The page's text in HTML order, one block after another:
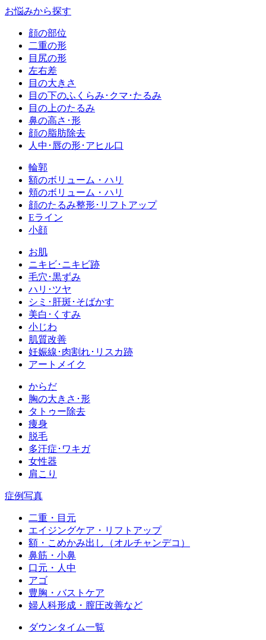
お悩みから探す
顔の部位
二重の形
目尻の形
左右差
目の大きさ
目の下のふくらみ･クマ･たるみ
目の上のたるみ
鼻の高さ･形
顔の脂肪除去
人中･唇の形･アヒル口
輪郭
額のボリューム・ハリ
頬のボリューム・ハリ
顔のたるみ整形･リフトアップ
Eライン
小顔
お肌
ニキビ･ニキビ跡
毛穴･黒ずみ
ハリ･ツヤ
シミ･肝斑･そばかす
美白･くすみ
小じわ
肌質改善
妊娠線･肉割れ･リスカ跡
アートメイク
からだ
胸の大きさ･形
タトゥー除去
痩身
脱毛
多汗症･ワキガ
女性器
肩こり
症例写真
二重・目元
エイジングケア・リフトアップ
額・こめかみ出し（オルチャンデコ）
鼻筋・小鼻
口元・人中
アゴ
豊胸・バストケア
婦人科形成・膣圧改善など
ダウンタイム一覧